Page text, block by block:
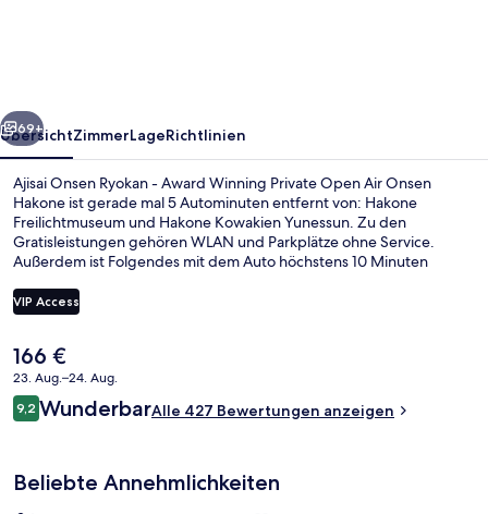
Private
Open
Air
Onsen
Hakone
Weiter
69+
ÜbersichtZimmerLageRichtlinien
Ajisai Onsen Ryokan - Award Winning Private Open Air Onsen
Hakone ist gerade mal 5 Autominuten entfernt von: Hakone
Freilichtmuseum und Hakone Kowakien Yunessun. Zu den
Gratisleistungen gehören WLAN und Parkplätze ohne Service.
Außerdem ist Folgendes mit dem Auto höchstens 10 Minuten
haben viel Gutes über das hilfsbereite Personal zu berichten.
VIP Access
Der
aktuelle
Preis
beträgt
166 €
23. Aug.–24. Aug.
Bewertungen
9,29,2 von 10.
WunderbarAlle 427 Bewertungen anzeigen
Beliebte Annehmlichkeiten